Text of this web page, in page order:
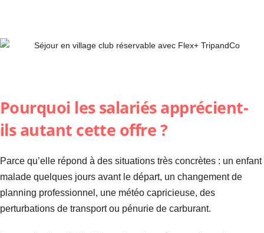
Pourquoi les salariés apprécient-
ils autant cette offre ?
Parce qu’elle répond à des situations très concrètes : un enfant
malade quelques jours avant le départ, un changement de
planning professionnel, une météo capricieuse, des
perturbations de transport ou pénurie de carburant.